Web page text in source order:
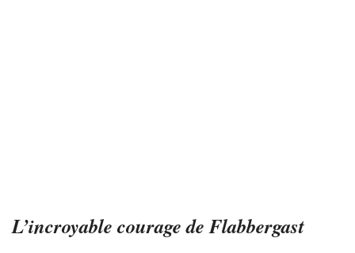
L’incroyable courage de Flabbergast